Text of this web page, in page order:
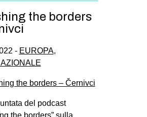
the borders
- EUROPA,
del podcast